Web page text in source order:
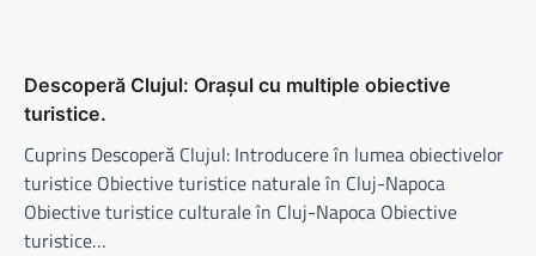
Descoperă Clujul: Orașul cu multiple obiective
turistice.
Cuprins Descoperă Clujul: Introducere în lumea obiectivelor
turistice Obiective turistice naturale în Cluj-Napoca
Obiective turistice culturale în Cluj-Napoca Obiective
turistice…